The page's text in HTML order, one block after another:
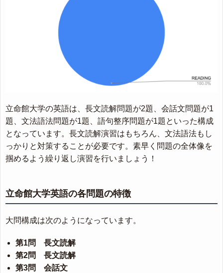
立命館大学の英語は、長文読解問題が2題、会話文問題が1
題、文法語法問題が1題、語句整序問題が1題といった構成
となっています。長文読解演習はもちろん、文法語法もし
っかりと対策することが必要です。素早く問題の全体像を
掴めるよう繰り返し演習を行いましょう！
立命館大学英語の各問題の特徴
大問構成は次のようになっています。
第1問 長文読解
第2問 長文読解
第3問 会話文